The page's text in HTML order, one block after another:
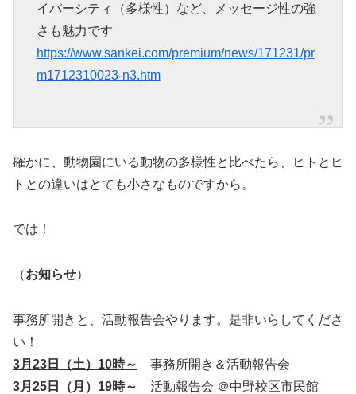
イバーシティ（多様性）など、メッセージ性の強
さも魅力です
https://www.sankei.com/premium/news/171231/pr
m1712310023-n3.htm
確かに、動物園にいる動物の多様性と比べたら、ヒトとヒ
トとの違いはとても小さなものですから。
では！
（お知らせ）
事務所開きと、活動報告会やります。是非いらしてくださ
い！
3月23日（土）10時～
事務所開き＆活動報告会
3月25日（月）19時～
活動報告会 ＠中野校区市民館